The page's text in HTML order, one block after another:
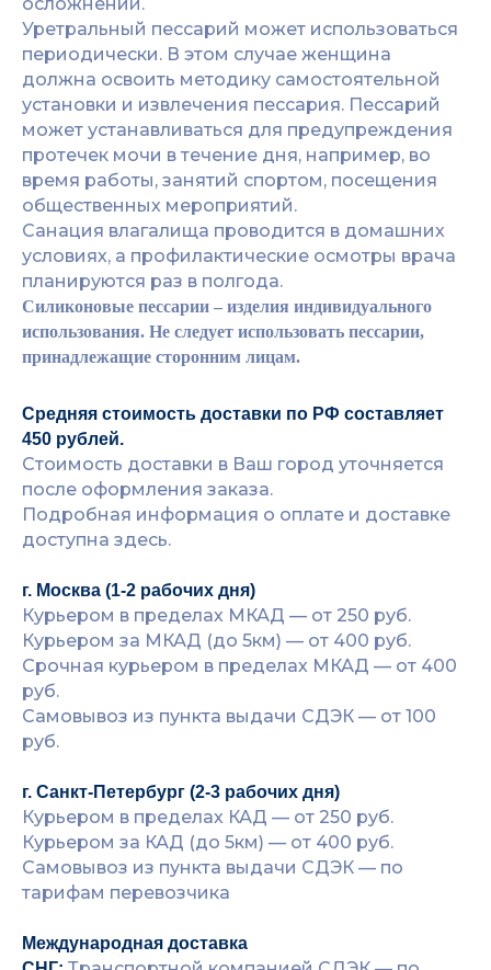
осложнений.
Уретральный пессарий может использоваться
периодически. В этом случае женщина
должна освоить методику самостоятельной
установки и извлечения пессария. Пессарий
может устанавливаться для предупреждения
протечек мочи в течение дня, например, во
время работы, занятий спортом, посещения
общественных мероприятий.
Санация влагалища проводится в домашних
условиях, а профилактические осмотры врача
планируются раз в полгода.
Силиконовые пессарии – изделия индивидуального
использования. Не следует использовать пессарии,
принадлежащие сторонним лицам.
Средняя стоимость доставки по РФ составляет
450 рублей.
Стоимость доставки в Ваш город уточняется
после оформления заказа.
Подробная информация о оплате и доставке
доступна здесь.
г. Москва (1-2 рабочих дня)
Курьером в пределах МКАД — от 250 руб.
Курьером за МКАД (до 5км) — от 400 руб.
Срочная курьером в пределах МКАД — от 400
руб.
Самовывоз из пункта выдачи СДЭК — от 100
руб.
г. Санкт-Петербург (2-3 рабочих дня)
Курьером в пределах КАД — от 250 руб.
Курьером за КАД (до 5км) — от 400 руб.
Самовывоз из пункта выдачи СДЭК — по
тарифам перевозчика
Международная доставка